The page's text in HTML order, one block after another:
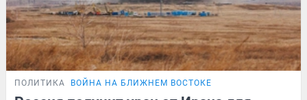
ПОЛИТИКА ВОЙНА НА БЛИЖНЕМ ВОСТОКЕ